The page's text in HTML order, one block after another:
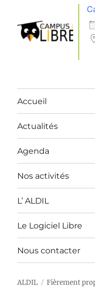
Accueil
Actualités
Agenda
Nos activités
L’ ALDIL
Le Logiciel Libre
Nous contacter
ALDIL Fièrement